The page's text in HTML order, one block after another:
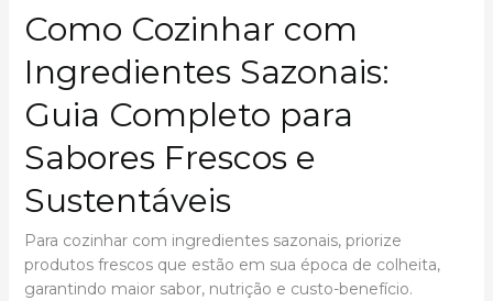
Como Cozinhar com
Ingredientes Sazonais:
Guia Completo para
Sabores Frescos e
Sustentáveis
Para cozinhar com ingredientes sazonais, priorize
produtos frescos que estão em sua época de colheita,
garantindo maior sabor, nutrição e custo-benefício.